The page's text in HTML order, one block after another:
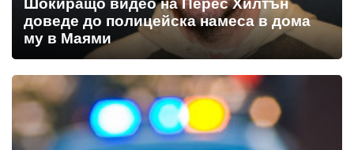
доведе до полицейска намеса в дома
му в Маями